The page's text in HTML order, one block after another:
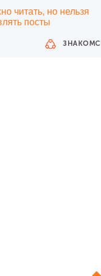
читать, но нельзя
посты